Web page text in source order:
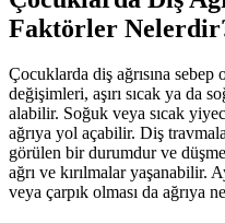
Faktörler
Çocuklarda diş ağrısına sebep
değişimleri, aşırı sıcak ya da
alabilir. Soğuk veya sıcak
ağrıya yol açabilir. Diş
görülen bir durumdur ve
ağrı ve kırılmalar yaşanabilir.
veya çarpık olması da ağrıya